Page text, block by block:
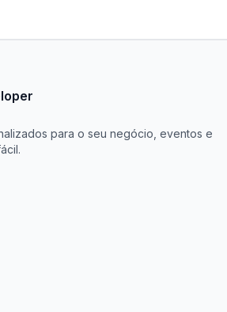
para o seu negócio, eventos e